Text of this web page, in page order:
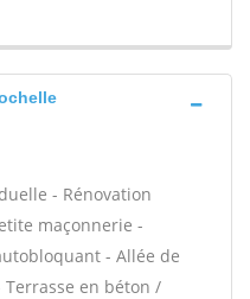
- Rénovation
maçonnerie -
- Allée de
en béton /